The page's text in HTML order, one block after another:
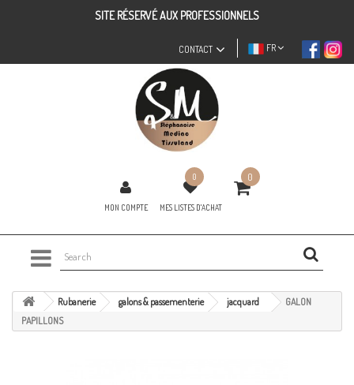
SITE RÉSERVÉ AUX PROFESSIONNELS
FR
CONTACT
MON COMPTE
0
MES LISTES D'ACHAT
0
Rubanerie galons & passementerie jacquard
GALON
PAPILLONS